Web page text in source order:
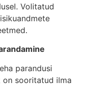
Volitatud
parandusi
on sooritatud ilma